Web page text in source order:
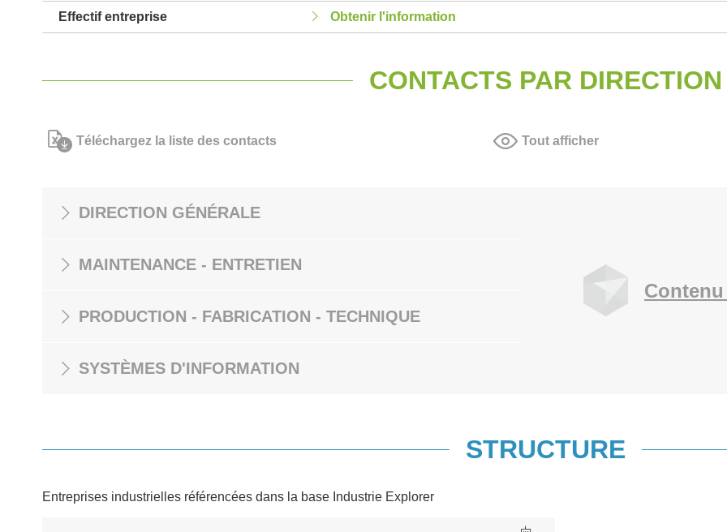
Effectif entreprise Obtenir l'information
CONTACTS PAR DIRECTION
Téléchargez la liste des contacts Tout afficher
DIRECTION GÉNÉRALE
MAINTENANCE - ENTRETIEN
PRODUCTION - FABRICATION - TECHNIQUE
SYSTÈMES D'INFORMATION
STRUCTURE
Entreprises industrielles référencées dans la base Industrie Explorer